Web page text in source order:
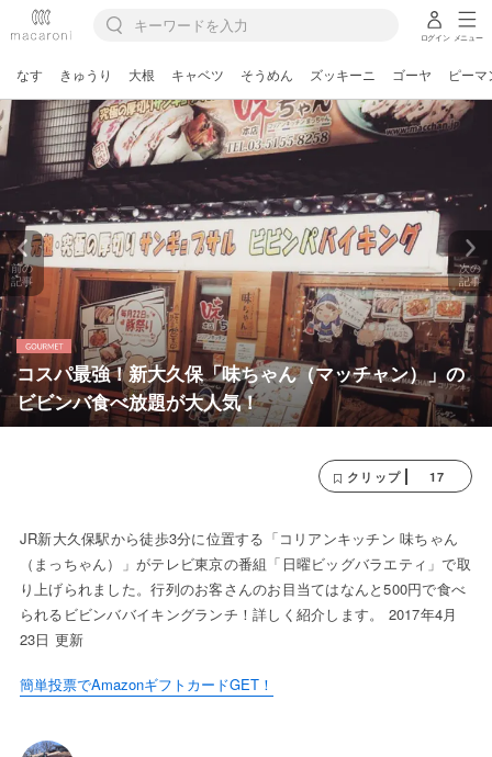
ログイン メニュー
なす きゅうり 大根 キャベツ そうめん ズッキーニ ゴーヤ ピーマ
コスパ最強！新大久保「味ちゃん（マッチャン）」の
ビビンバ食べ放題が大人気！
前の
記事
次の
記事
クリップ 17
JR新大久保駅から徒歩3分に位置する「コリアンキッチン 味ちゃん
（まっちゃん）」がテレビ東京の番組「日曜ビッグバラエティ」で取
り上げられました。行列のお客さんのお目当てはなんと500円で食べ
られるビビンババイキングランチ！詳しく紹介します。 2017年4月
23日 更新
簡単投票でAmazonギフトカードGET！